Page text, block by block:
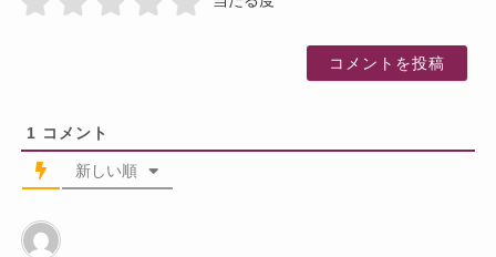
1 コメント
新しい順